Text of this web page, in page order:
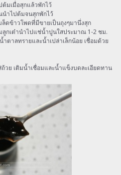
มเมื่อสุกแล้วพักไว้
นำไปต้มจนสุกพักไว้
ดข้าวโพดที่มีขายเป็นถุงๆมานึ่งสุก
ลูกเต๋านำไปแช่น้ำปูนใสประมาณ 1-2 ชม.
ตาลทรายและน้ำเปล่าเล็กน้อย เชื่อมด้วย
ถ้วย เติมน้ำเชื่อมและน้ำแข็งบดละเอียดทาน